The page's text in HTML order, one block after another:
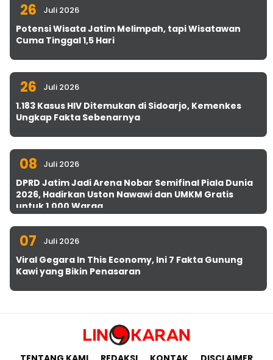
26 Juli 2026
Potensi Wisata Jatim Melimpah, tapi Wisatawan
Cuma Tinggal 1,5 Hari
26 Juli 2026
1.183 Kasus HIV Ditemukan di Sidoarjo, Kemenkes
Ungkap Fakta Sebenarnya
08 Juli 2026
DPRD Jatim Jadi Arena Nobar Semifinal Piala Dunia
2026, Hadirkan Uston Nawawi dan UMKM Gratis
untuk 1.000 Warga
07 Juli 2026
Viral Gegara In This Economy, Ini 7 Fakta Gunung
Kawi yang Bikin Penasaran